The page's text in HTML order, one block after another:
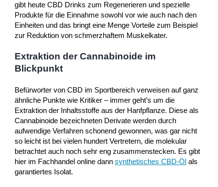
gibt heute CBD Drinks zum Regenerieren und spezielle
Produkte für die Einnahme sowohl vor wie auch nach den
Einheiten und das bringt eine Menge Vorteile zum Beispiel
zur Reduktion von schmerzhaftem Muskelkater.
Extraktion der Cannabinoide im
Blickpunkt
Befürworter von CBD im Sportbereich verweisen auf ganz
ähnliche Punkte wie Kritiker – immer geht’s um die
Extraktion der Inhaltsstoffe aus der Hanfpflanze. Diese als
Cannabinoide bezeichneten Derivate werden durch
aufwendige Verfahren schonend gewonnen, was gar nicht
so leicht ist bei vielen hundert Vertretern, die molekular
betrachtet auch noch sehr eng zusammenstecken. Es gibt
hier im Fachhandel online dann synthetisches CBD-Öl als
garantiertes Isolat.